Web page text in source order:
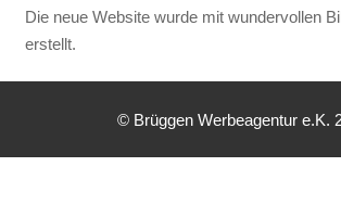
Die neue Website wurde mit wundervollen
erstellt.
© Brüggen Werbeagentur e.K.